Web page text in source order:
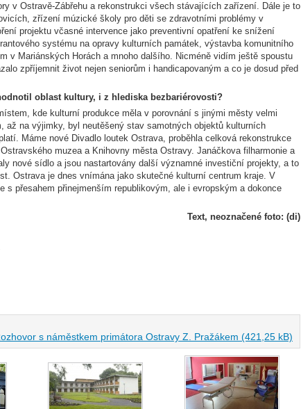
v Ostravě-Zábřehu a rekonstrukci všech stávajících zařízení. Dále je to
zřízení múzické školy pro děti se zdravotními problémy v
projektu včasné intervence jako preventivní opatření ke snížení
systému na opravy kulturních památek, výstavba komunitního
v Mariánských Horách a mnoho dalšího. Nicméně vidím ještě spoustu
zpříjemnit život nejen seniorům i handicapovaným a co je dosud před
oblast kultury, i z hlediska bezbariérovosti?
kde kulturní produkce měla v porovnání s jinými městy velmi
až na výjimky, byl neutěšený stav samotných objektů kulturních
Máme nové Divadlo loutek Ostrava, proběhla celková rekonstrukce
muzea a Knihovny města Ostravy. Janáčkova filharmonie a
nové sídlo a jsou nastartovány další významné investiční projekty, a to
Ostrava je dnes vnímána jako skutečné kulturní centrum kraje. V
s přesahem přinejmenším republikovým, ale i evropským a dokonce
Text, neoznačené foto: (di)
s náměstkem primátora Ostravy Z. Pražákem (421,25 kB)